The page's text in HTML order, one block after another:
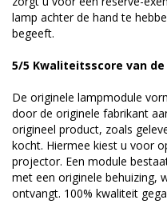
lamp achter de hand te
begeeft.
5/5 Kwaliteitsscore van
De originele lampmodule
door de originele fabrikant
origineel product, zoals
kocht. Hiermee kiest u voor
projector. Een module
met een originele behuizing,
ontvangt. 100% kwaliteit